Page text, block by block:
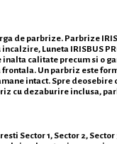
de parbrize. Parbrize
incalzire, Luneta IRISBUS
calitate precum si o
Un parbriz este
intact. Spre
cu dezaburire inclusa,
Sector 1, Sector 2, Sector